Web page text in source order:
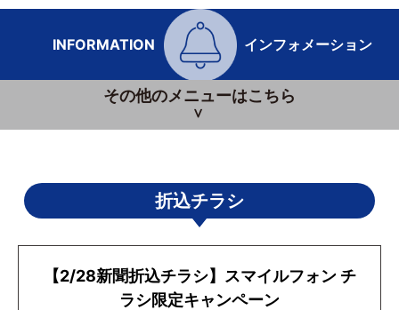
INFORMATION インフォメーション
その他のメニューはこちら
折込チラシ
【2/28新聞折込チラシ】スマイルフォン チ
ラシ限定キャンペーン